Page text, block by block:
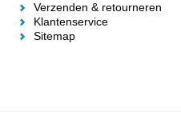
Verzenden & retourneren
Klantenservice
Sitemap